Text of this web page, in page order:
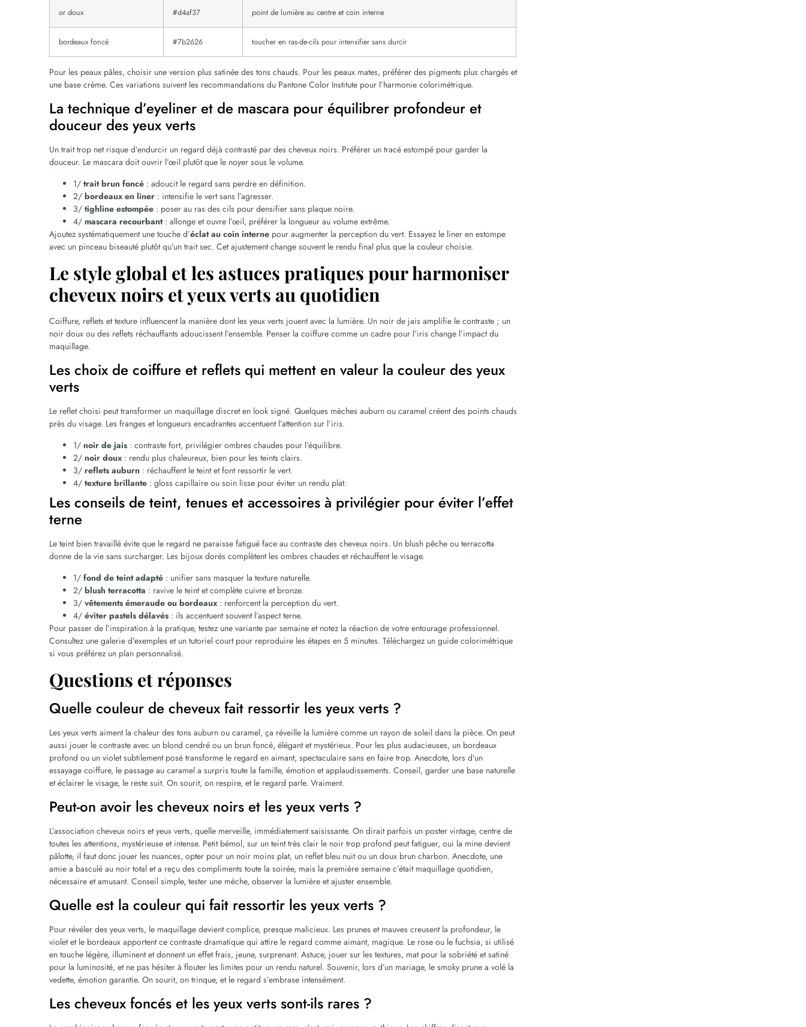
or doux #d4af37 point de lumière au centre et coin interne
bordeaux foncé #7b2626 toucher en ras-de-cils pour intensifier sans durcir
Pour les peaux pâles, choisir une version plus satinée des tons chauds. Pour les peaux mates, préférer des pigments plus chargés et
une base crème. Ces variations suivent les recommandations du Pantone Color Institute pour l’harmonie colorimétrique.
La technique d’eyeliner et de mascara pour équilibrer profondeur et
douceur des yeux verts
Un trait trop net risque d’endurcir un regard déjà contrasté par des cheveux noirs. Préférer un tracé estompé pour garder la
douceur. Le mascara doit ouvrir l’œil plutôt que le noyer sous le volume.
1/trait brun foncé : adoucit le regard sans perdre en définition.
2/bordeaux en liner : intensifie le vert sans l’agresser.
3/tighline estompée : poser au ras des cils pour densifier sans plaque noire.
4/mascara recourbant: allonge et ouvre l’œil, préférer la longueur au volume extrême.
Ajoutez systématiquement une touche d’éclat au coin interne pour augmenter la perception du vert. Essayez le liner en estompe
avec un pinceau biseauté plutôt qu’un trait sec. Cet ajustement change souvent le rendu final plus que la couleur choisie.
Le style global et les astuces pratiques pour harmoniser
cheveux noirs et yeux verts au quotidien
Coiffure, reflets et texture influencent la manière dont les yeux verts jouent avec la lumière. Un noir de jais amplifie le contraste ; un
noir doux ou des reflets réchauffants adoucissent l’ensemble. Penser la coiffure comme un cadre pour l’iris change l’impact du
maquillage.
Les choix de coiffure et reflets qui mettent en valeur la couleur des yeux
verts
Le reflet choisi peut transformer un maquillage discret en look signé. Quelques mèches auburn ou caramel créent des points chauds
près du visage. Les franges et longueurs encadrantes accentuent l’attention sur l’iris.
1/noir de jais : contraste fort, privilégier ombres chaudes pour l’équilibre.
2/noir doux: rendu plus chaleureux, bien pour les teints clairs.
3/reflets auburn : réchauffent le teint et font ressortir le vert.
4/texture brillante : gloss capillaire ou soin lisse pour éviter un rendu plat.
Les conseils de teint, tenues et accessoires à privilégier pour éviter l’effet
terne
Le teint bien travaillé évite que le regard ne paraisse fatigué face au contraste des cheveux noirs. Un blush pêche ou terracotta
donne de la vie sans surcharger. Les bijoux dorés complètent les ombres chaudes et réchauffent le visage.
1/fond de teint adapté : unifier sans masquer la texture naturelle.
2/blush terracotta : ravive le teint et complète cuivre et bronze.
3/vêtements émeraude ou bordeaux: renforcent la perception du vert.
4/éviter pastels délavés : ils accentuent souvent l’aspect terne.
Pour passer de l’inspiration à la pratique, testez une variante par semaine et notez la réaction de votre entourage professionnel.
Consultez une galerie d’exemples et un tutoriel court pour reproduire les étapes en 5 minutes. Téléchargez un guide colorimétrique
si vous préférez un plan personnalisé.
Questions et réponses
Quelle couleur de cheveux fait ressortir les yeux verts ?
Les yeux verts aiment la chaleur des tons auburn ou caramel, ça réveille la lumière comme un rayon de soleil dans la pièce. On peut
aussi jouer le contraste avec un blond cendré ou un brun foncé, élégant et mystérieux. Pour les plus audacieuses, un bordeaux
profond ou un violet subtilement posé transforme le regard en aimant, spectaculaire sans en faire trop. Anecdote, lors d’un
essayage coiffure, le passage au caramel a surpris toute la famille, émotion et applaudissements. Conseil, garder une base naturelle
et éclairer le visage, le reste suit. On sourit, on respire, et le regard parle. Vraiment.
Peut-on avoir les cheveux noirs et les yeux verts ?
L’association cheveux noirs et yeux verts, quelle merveille, immédiatement saisissante. On dirait parfois un poster vintage, centre de
toutes les attentions, mystérieuse et intense. Petit bémol, sur un teint très clair le noir trop profond peut fatiguer, oui la mine devient
pâlotte, il faut donc jouer les nuances, opter pour un noir moins plat, un reflet bleu nuit ou un doux brun charbon. Anecdote, une
amie a basculé au noir total et a reçu des compliments toute la soirée, mais la première semaine c’était maquillage quotidien,
nécessaire et amusant. Conseil simple, tester une mèche, observer la lumière et ajuster ensemble.
Quelle est la couleur qui fait ressortir les yeux verts ?
Pour révéler des yeux verts, le maquillage devient complice, presque malicieux. Les prunes et mauves creusent la profondeur, le
violet et le bordeaux apportent ce contraste dramatique qui attire le regard comme aimant, magique. Le rose ou le fuchsia, si utilisé
en touche légère, illuminent et donnent un effet frais, jeune, surprenant. Astuce, jouer sur les textures, mat pour la sobriété et satiné
pour la luminosité, et ne pas hésiter à flouter les limites pour un rendu naturel. Souvenir, lors d’un mariage, le smoky prune a volé la
vedette, émotion garantie. On sourit, on trinque, et le regard s’embrase intensément.
Les cheveux foncés et les yeux verts sont-ils rares ?